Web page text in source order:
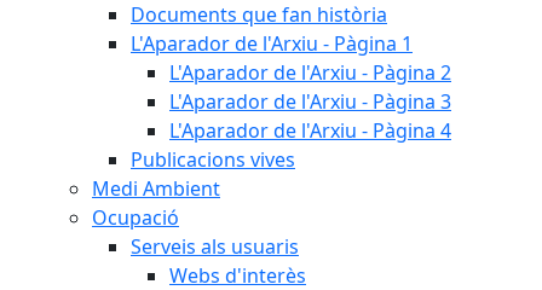
Documents que fan història
L'Aparador de l'Arxiu - Pàgina 1
L'Aparador de l'Arxiu - Pàgina 2
L'Aparador de l'Arxiu - Pàgina 3
L'Aparador de l'Arxiu - Pàgina 4
Publicacions vives
Medi Ambient
Ocupació
Serveis als usuaris
Webs d'interès